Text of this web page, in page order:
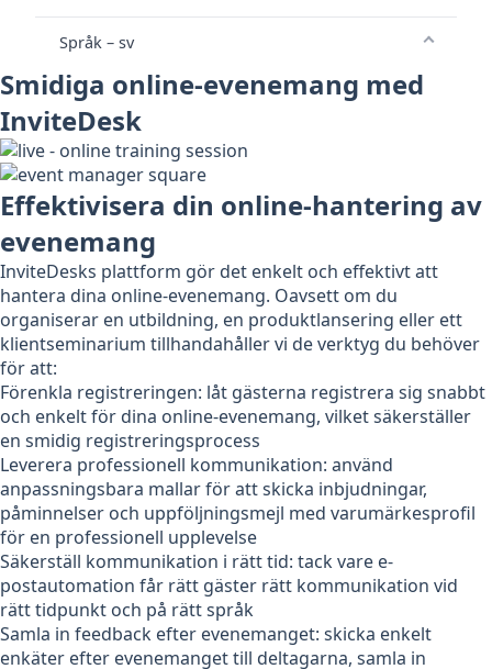
Språk – sv
Smidiga online-evenemang med
InviteDesk
Effektivisera din online-hantering av
evenemang
InviteDesks plattform gör det enkelt och effektivt att
hantera dina online-evenemang. Oavsett om du
organiserar en utbildning, en produktlansering eller ett
klientseminarium tillhandahåller vi de verktyg du behöver
för att:
Förenkla registreringen: låt gästerna registrera sig snabbt
och enkelt för dina online-evenemang, vilket säkerställer
en smidig registreringsprocess
Leverera professionell kommunikation: använd
anpassningsbara mallar för att skicka inbjudningar,
påminnelser och uppföljningsmejl med varumärkesprofil
för en professionell upplevelse
Säkerställ kommunikation i rätt tid: tack vare e-
postautomation får rätt gäster rätt kommunikation vid
rätt tidpunkt och på rätt språk
Samla in feedback efter evenemanget: skicka enkelt
enkäter efter evenemanget till deltagarna, samla in